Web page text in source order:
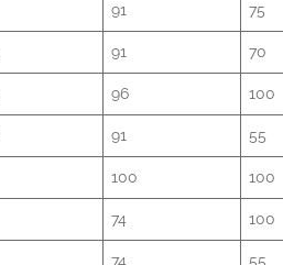
91 75
91 70
96 100
91 55
100 100
74 100
74 55